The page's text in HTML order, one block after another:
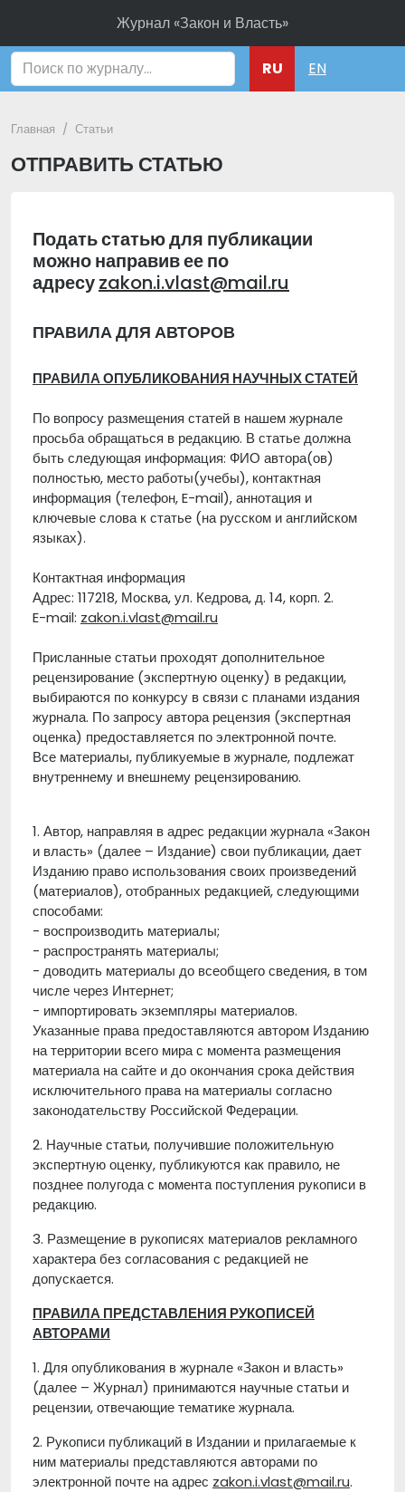
Журнал «Закон и Власть»
RU EN
Главная Статьи
ОТПРАВИТЬ СТАТЬЮ
Подать статью для публикации
можно направив ее по
адресуzakon.i.vlast@mail.ru
ПРАВИЛА ДЛЯ АВТОРОВ
ПРАВИЛА ОПУБЛИКОВАНИЯ НАУЧНЫХ СТАТЕЙ
По вопросу размещения статей в нашем журнале
просьба обращаться в редакцию. В статье должна
быть следующая информация: ФИО автора(ов)
полностью, место работы(учебы), контактная
информация (телефон, E-mail), аннотация и
ключевые слова к статье (на русском и английском
языках).
Контактная информация
Адрес: 117218, Москва, ул. Кедрова, д. 14, корп. 2.
E-mail: zakon.i.vlast@mail.ru
Присланные статьи проходят дополнительное
рецензирование (экспертную оценку) в редакции,
выбираются по конкурсу в связи с планами издания
журнала. По запросу автора рецензия (экспертная
оценка) предоставляется по электронной почте.
Все материалы, публикуемые в журнале, подлежат
внутреннему и внешнему рецензированию.
1. Автор, направляя в адрес редакции журнала «Закон
и власть» (далее – Издание) свои публикации, дает
Изданию право использования своих произведений
(материалов), отобранных редакцией, следующими
способами:
- воспроизводить материалы;
- распространять материалы;
- доводить материалы до всеобщего сведения, в том
числе через Интернет;
- импортировать экземпляры материалов.
Указанные права предоставляются автором Изданию
на территории всего мира с момента размещения
материала на сайте и до окончания срока действия
исключительного права на материалы согласно
законодательству Российской Федерации.
2. Научные статьи, получившие положительную
экспертную оценку, публикуются как правило, не
позднее полугода с момента поступления рукописи в
редакцию.
3. Размещение в рукописях материалов рекламного
характера без согласования с редакцией не
допускается.
ПРАВИЛА ПРЕДСТАВЛЕНИЯ РУКОПИСЕЙ
АВТОРАМИ
1. Для опубликования в журнале «Закон и власть»
(далее – Журнал) принимаются научные статьи и
рецензии, отвечающие тематике журнала.
2. Рукописи публикаций в Издании и прилагаемые к
ним материалы представляются авторами по
электронной почте на адрес zakon.i.vlast@mail.ru.